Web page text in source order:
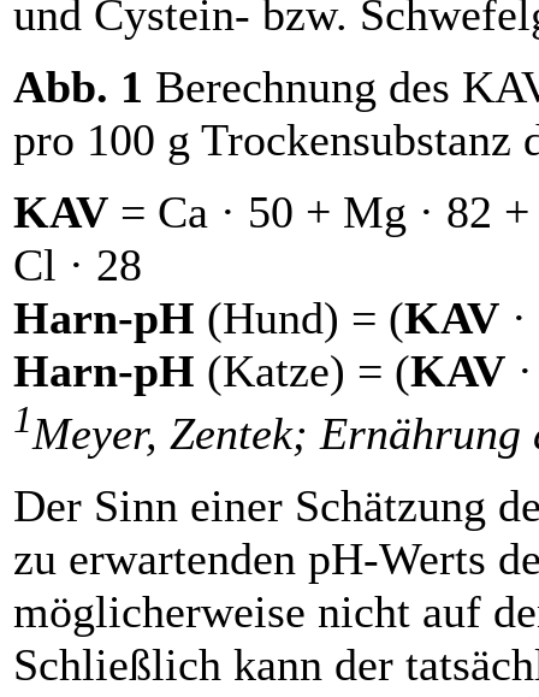
und Cystein- bzw.
Abb. 1 Berechnung des
pro 100 g Trockensubstanz
KAV = Ca · 50 + Mg · 82
Cl · 28
Harn-pH (Hund) = (KAV
Harn-pH (Katze) = (KAV
1Meyer, Zentek; Ernährung
Der Sinn einer Schätzung
zu erwartenden pH-Werts
möglicherweise nicht auf
Schließlich kann der